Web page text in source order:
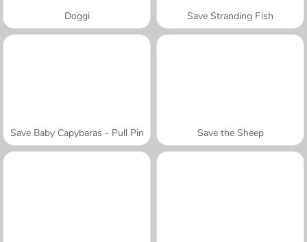
Doggi Save Stranding Fish
Save Baby Capybaras - Pull Pin Save the Sheep